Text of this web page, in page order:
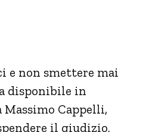
e non smettere mai
disponibile in
Massimo Cappelli,
il giudizio.